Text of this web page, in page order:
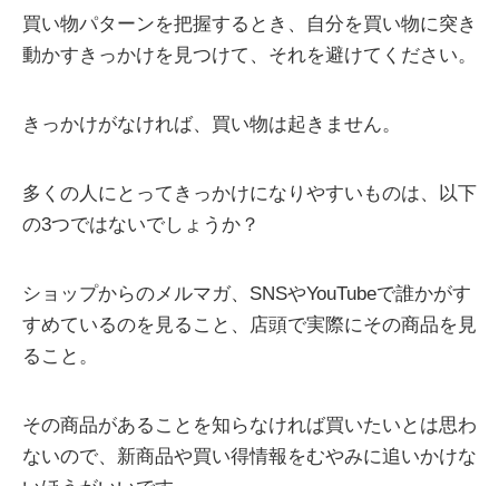
買い物パターンを把握するとき、自分を買い物に突き
動かすきっかけを見つけて、それを避けてください。
きっかけがなければ、買い物は起きません。
多くの人にとってきっかけになりやすいものは、以下
の3つではないでしょうか？
ショップからのメルマガ、SNSやYouTubeで誰かがす
すめているのを見ること、店頭で実際にその商品を見
ること。
その商品があることを知らなければ買いたいとは思わ
ないので、新商品や買い得情報をむやみに追いかけな